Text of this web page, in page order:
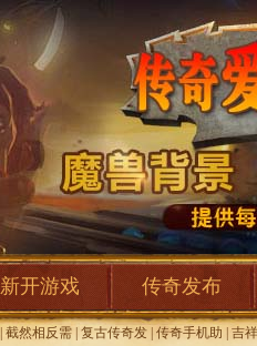
新开游戏 传奇发布
截然相反需 复古传奇发 传奇手机助
吉